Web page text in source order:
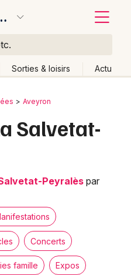
Sorties & loisirs Actu
Aveyron
Salvetat-
Peyralèspar
Concerts
famille Expos
de moi Changer de lieu
end Autre